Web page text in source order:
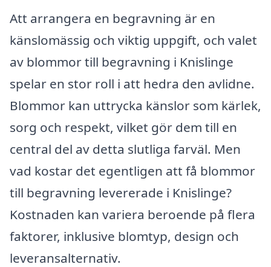
Att arrangera en begravning är en
känslomässig och viktig uppgift, och valet
av blommor till begravning i Knislinge
spelar en stor roll i att hedra den avlidne.
Blommor kan uttrycka känslor som kärlek,
sorg och respekt, vilket gör dem till en
central del av detta slutliga farväl. Men
vad kostar det egentligen att få blommor
till begravning levererade i Knislinge?
Kostnaden kan variera beroende på flera
faktorer, inklusive blomtyp, design och
leveransalternativ.